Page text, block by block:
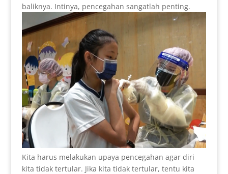
baliknya. Intinya, pencegahan sangatlah penting.
Kita harus melakukan upaya pencegahan agar diri
kita tidak tertular. Jika kita tidak tertular, tentu kita